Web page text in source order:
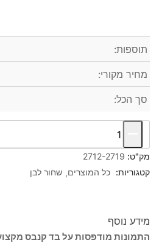
תוספות:
מחיר מקורי:
סך הכל:
מק"ט: 2712-2719
קטגוריות: כל המוצרים שחור לבן
מידע נוסף
התמונות מודפסות על בד קנבס